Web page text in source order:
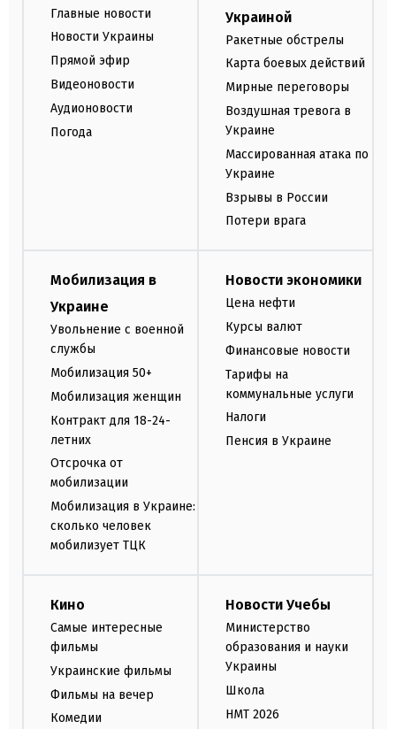
Главные новости
Новости Украины
Прямой эфир
Видеоновости
Аудионовости
Погода
Украиной
Ракетные обстрелы
Карта боевых действий
Мирные переговоры
Воздушная тревога в
Украине
Массированная атака по
Украине
Взрывы в России
Потери врага
Мобилизация в
Украине
Увольнение с военной
службы
Мобилизация 50+
Мобилизация женщин
Контракт для 18-24-
летних
Отсрочка от
мобилизации
Мобилизация в Украине:
сколько человек
мобилизует ТЦК
Новости экономики
Цена нефти
Курсы валют
Финансовые новости
Тарифы на
коммунальные услуги
Налоги
Пенсия в Украине
Кино
Самые интересные
фильмы
Украинские фильмы
Фильмы на вечер
Комедии
Новости Учебы
Министерство
образования и науки
Украины
Школа
НМТ 2026